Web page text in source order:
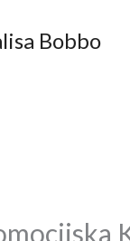
Bobbo